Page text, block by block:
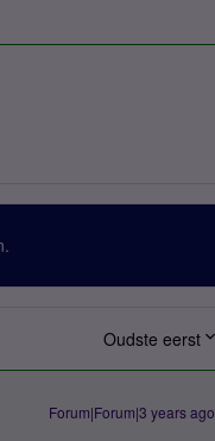
Oudste eerst
Forum|Forum|3 years ago